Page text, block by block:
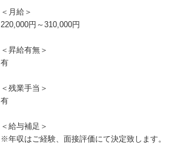
＜月給＞
220,000円～310,000円
＜昇給有無＞
有
＜残業手当＞
有
＜給与補足＞
※年収はご経験、面接評価にて決定致します。